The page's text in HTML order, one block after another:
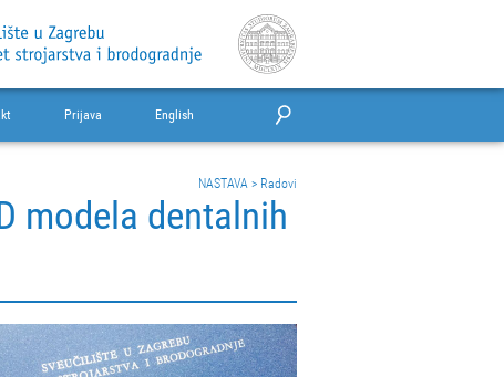
Prijava English
NASTAVA > Radovi
modela dentalnih